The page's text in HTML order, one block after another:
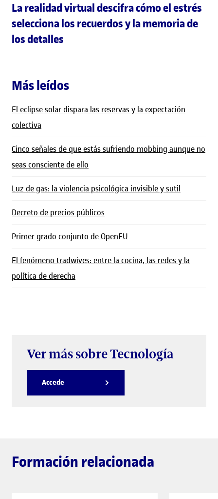
La realidad virtual descifra cómo el estrés
selecciona los recuerdos y la memoria de
los detalles
Más leídos
El eclipse solar dispara las reservas y la expectación
colectiva
Cinco señales de que estás sufriendo mobbing aunque no
seas consciente de ello
Luz de gas: la violencia psicológica invisible y sutil
Decreto de precios públicos
Primer grado conjunto de OpenEU
El fenómeno tradwives: entre la cocina, las redes y la
política de derecha
Ver más sobre Tecnología
Accede
Formación relacionada